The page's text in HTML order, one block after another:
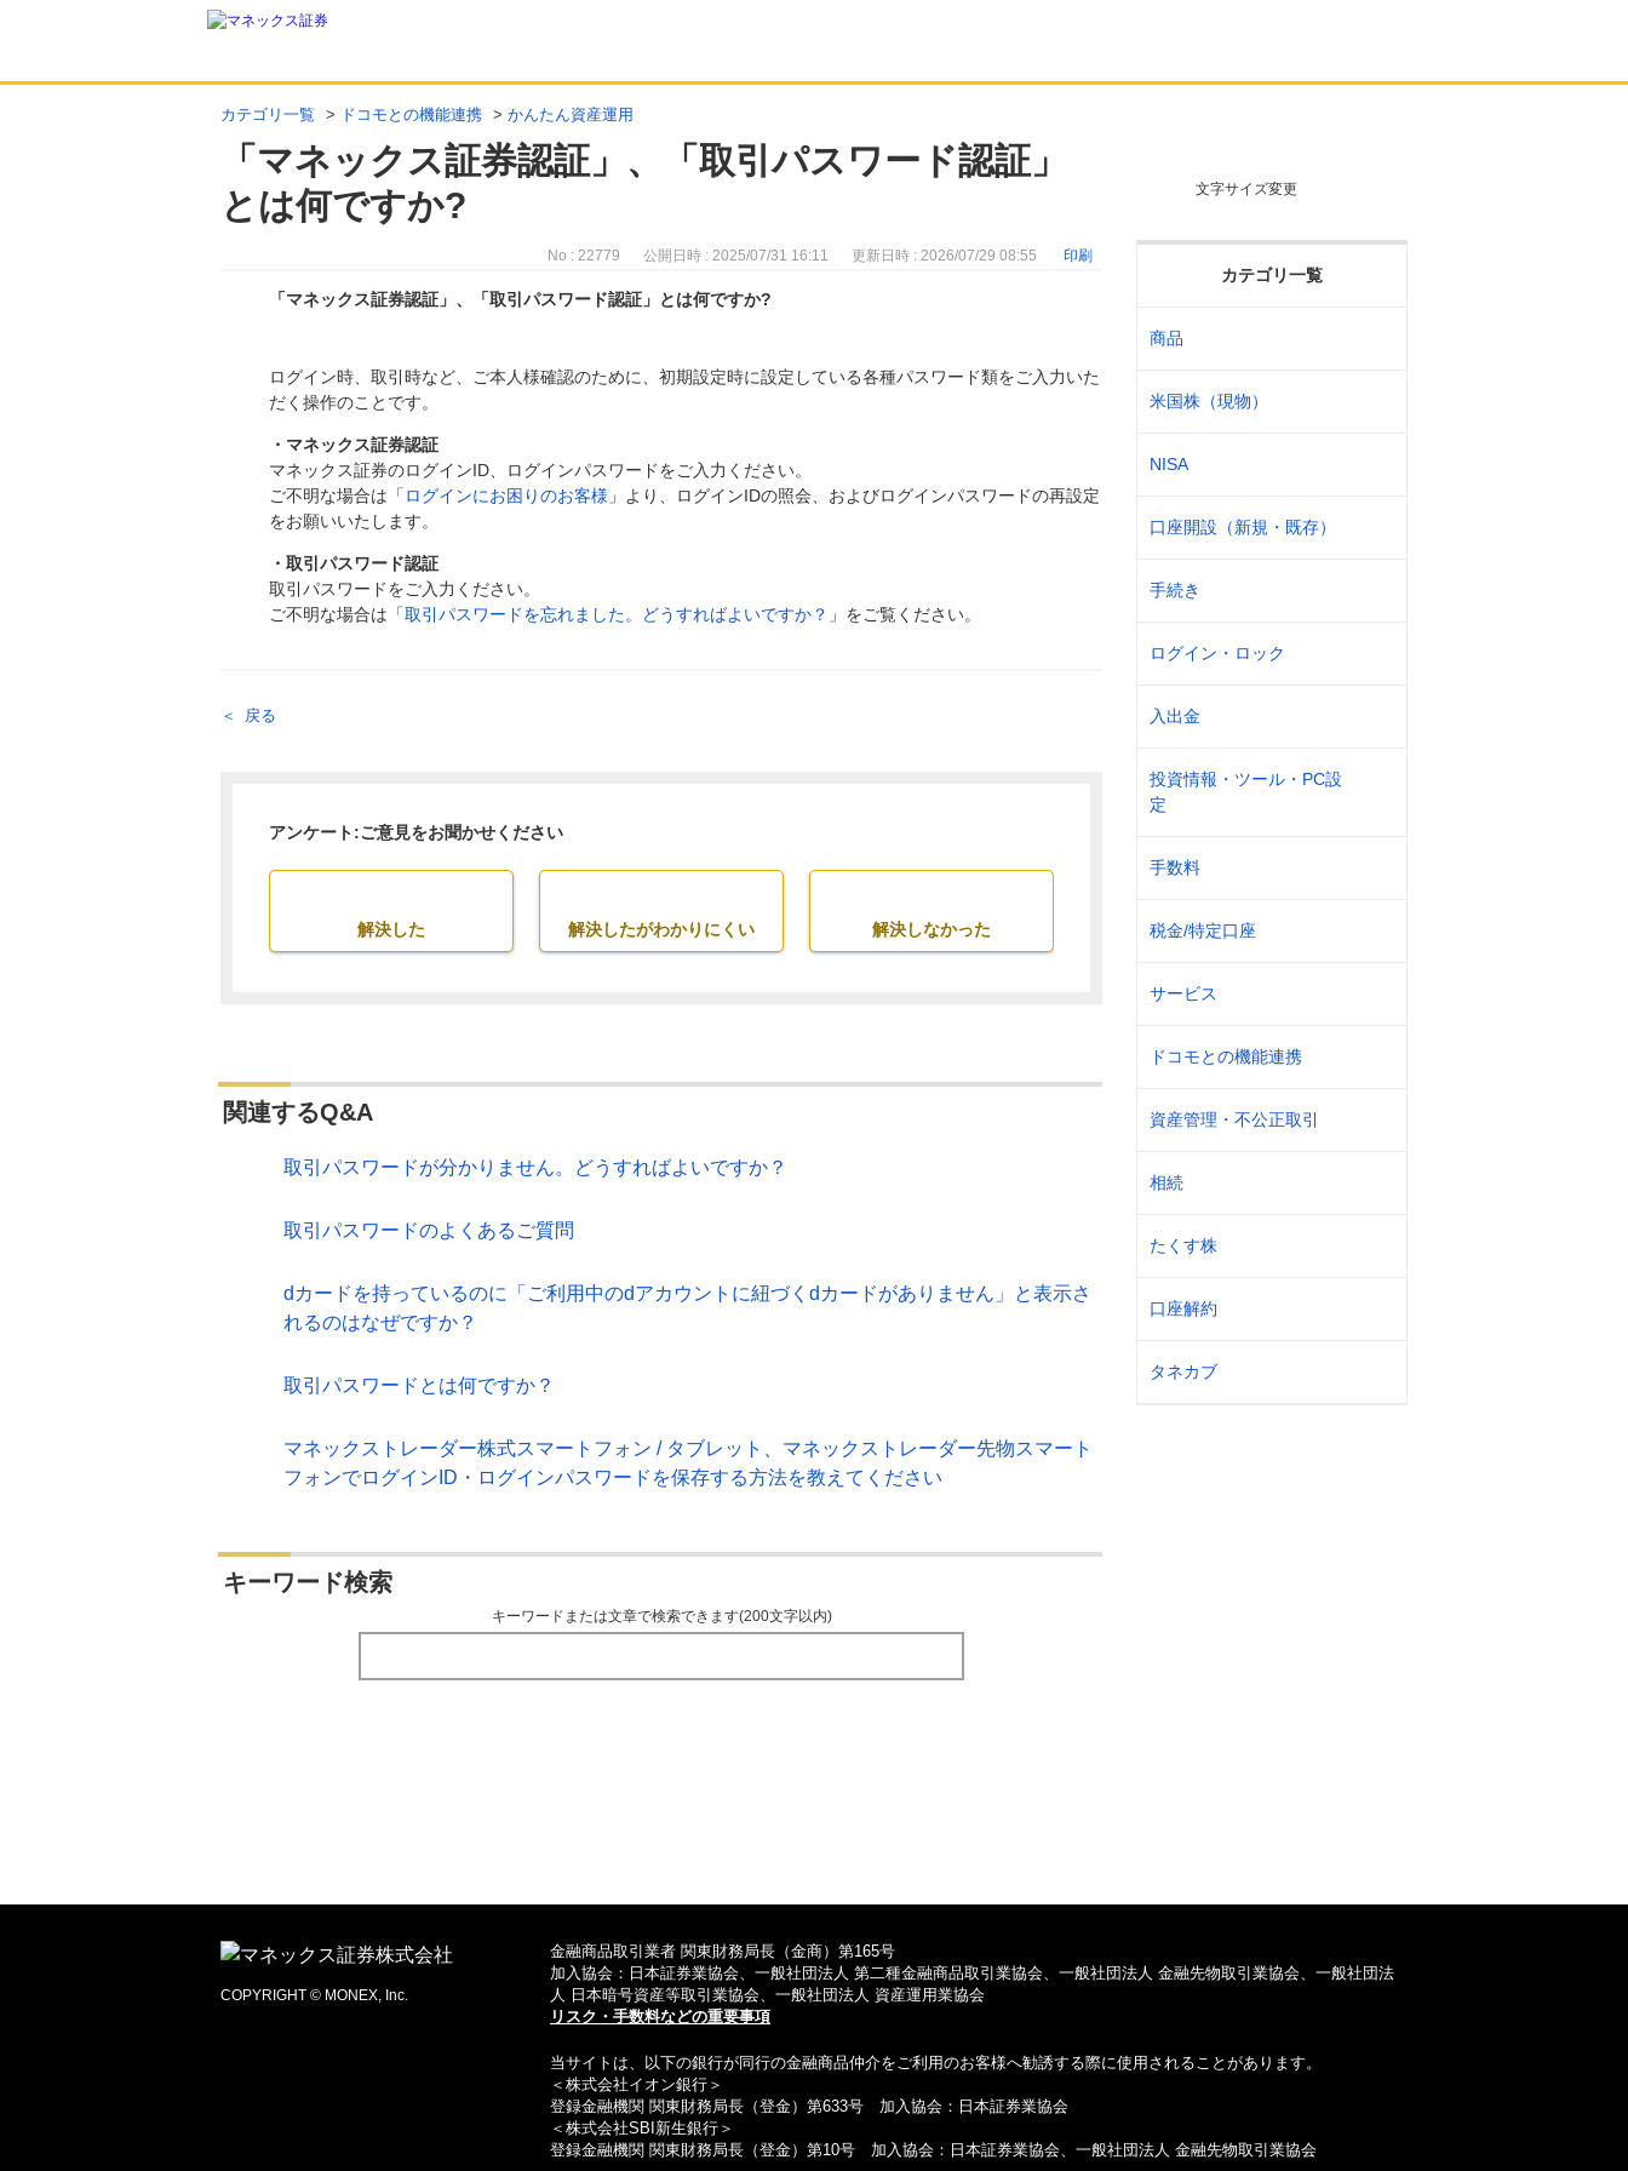
カテゴリ一覧 > ドコモとの機能連携 > かんたん資産運用
「マネックス証券認証」、「取引パスワード認証」
とは何ですか?
文字サイズ変更
カテゴリ一覧
商品
米国株（現物）
NISA
口座開設（新規・既存）
手続き
ログイン・ロック
入出金
投資情報・ツール・PC設
定
手数料
税金/特定口座
サービス
ドコモとの機能連携
資産管理・不公正取引
相続
たくす株
口座解約
タネカブ
No : 22779 公開日時 : 2025/07/31 16:11 更新日時 : 2026/07/29 08:55 印刷
「マネックス証券認証」、「取引パスワード認証」とは何ですか?
ログイン時、取引時など、ご本人様確認のために、初期設定時に設定している各種パスワード類をご入力いた
だく操作のことです。
・マネックス証券認証
マネックス証券のログインID、ログインパスワードをご入力ください。
ご不明な場合は「 ログインにお困りのお客様 」より、ログインIDの照会、およびログインパスワードの再設定
をお願いいたします。
・取引パスワード認証
取引パスワードをご入力ください。
ご不明な場合は「取引パスワードを忘れました。どうすればよいですか？ 」をご覧ください。
戻る
アンケート:ご意見をお聞かせください
解決した 解決したがわかりにくい 解決しなかった
関連するQ&A
取引パスワードが分かりません。どうすればよいですか？
取引パスワードのよくあるご質問
dカードを持っているのに「ご利用中のdアカウントに紐づくdカードがありません」と表示さ
れるのはなぜですか？
取引パスワードとは何ですか？
マネックストレーダー株式スマートフォン / タブレット、マネックストレーダー先物スマート
フォンでログインID・ログインパスワードを保存する方法を教えてください
キーワード検索
キーワードまたは文章で検索できます(200文字以内)
COPYRIGHT © MONEX, Inc.
金融商品取引業者 関東財務局長（金商）第165号
加入協会：日本証券業協会、一般社団法人 第二種金融商品取引業協会、一般社団法人 金融先物取引業協会、一般社団法
人 日本暗号資産等取引業協会、一般社団法人 資産運用業協会
リスク・手数料などの重要事項
当サイトは、以下の銀行が同行の金融商品仲介をご利用のお客様へ勧誘する際に使用されることがあります。
＜株式会社イオン銀行＞
登録金融機関 関東財務局長（登金）第633号 加入協会：日本証券業協会
＜株式会社SBI新生銀行＞
登録金融機関 関東財務局長（登金）第10号 加入協会：日本証券業協会、一般社団法人 金融先物取引業協会